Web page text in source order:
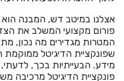
אצלנו במיטב דש, המבנה הוא
פורום מקצועי המשלב את הצד
המטרות מגדירים מה נכון,
שפונקציית הדיגיטל
מידע. הבעייתיות בכך,
פונקציית הדיגיטל מרכיבה